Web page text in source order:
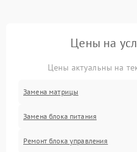
Цены на
Цены актуальны на
Замена матрицы
Замена блока питания
Ремонт блока управления